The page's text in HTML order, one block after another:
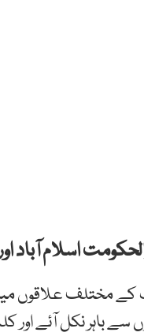
اسلام
کے مختلف
سے باہر نکل آئے اور